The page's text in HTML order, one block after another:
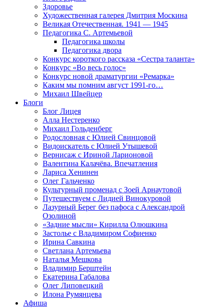
Здоровье
Художественная галерея Дмитрия Москина
Великая Отечественная. 1941 — 1945
Педагогика С. Артемьевой
Педагогика школы
Педагогика двора
Конкурс короткого рассказа «Сестра таланта»
Конкурс «Во весь голос»
Конкурс новой драматургии «Ремарка»
Каким мы помним август 1991-го…
Михаил Швейцер
Блоги
Блог Лицея
Алла Нестеренко
Михаил Гольденберг
Родословная с Юлией Свинцовой
Видоискатель с Юлией Утышевой
Вернисаж с Ириной Ларионовой
Валентина Калачёва. Впечатления
Лариса Хенинен
Олег Гальченко
Культурный променад с Зоей Арнаутовой
Путешествуем с Лидией Винокуровой
Лазурный Берег без пафоса с Александрой
Озолиной
«Задние мысли» Кирилла Олюшкина
Застолье с Владимиром Софиенко
Ирина Савкина
Светлана Артемьева
Наталья Мешкова
Владимир Берштейн
Екатерина Габалова
Олег Липовецкий
Илона Румянцева
Афиша